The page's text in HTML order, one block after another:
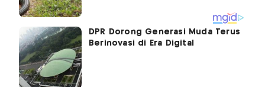
DPR Dorong Generasi Muda Terus
Berinovasi di Era Digital